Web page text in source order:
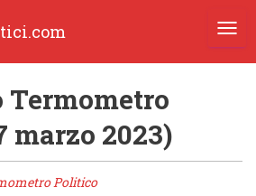
Termometro
marzo 2023)
Politico